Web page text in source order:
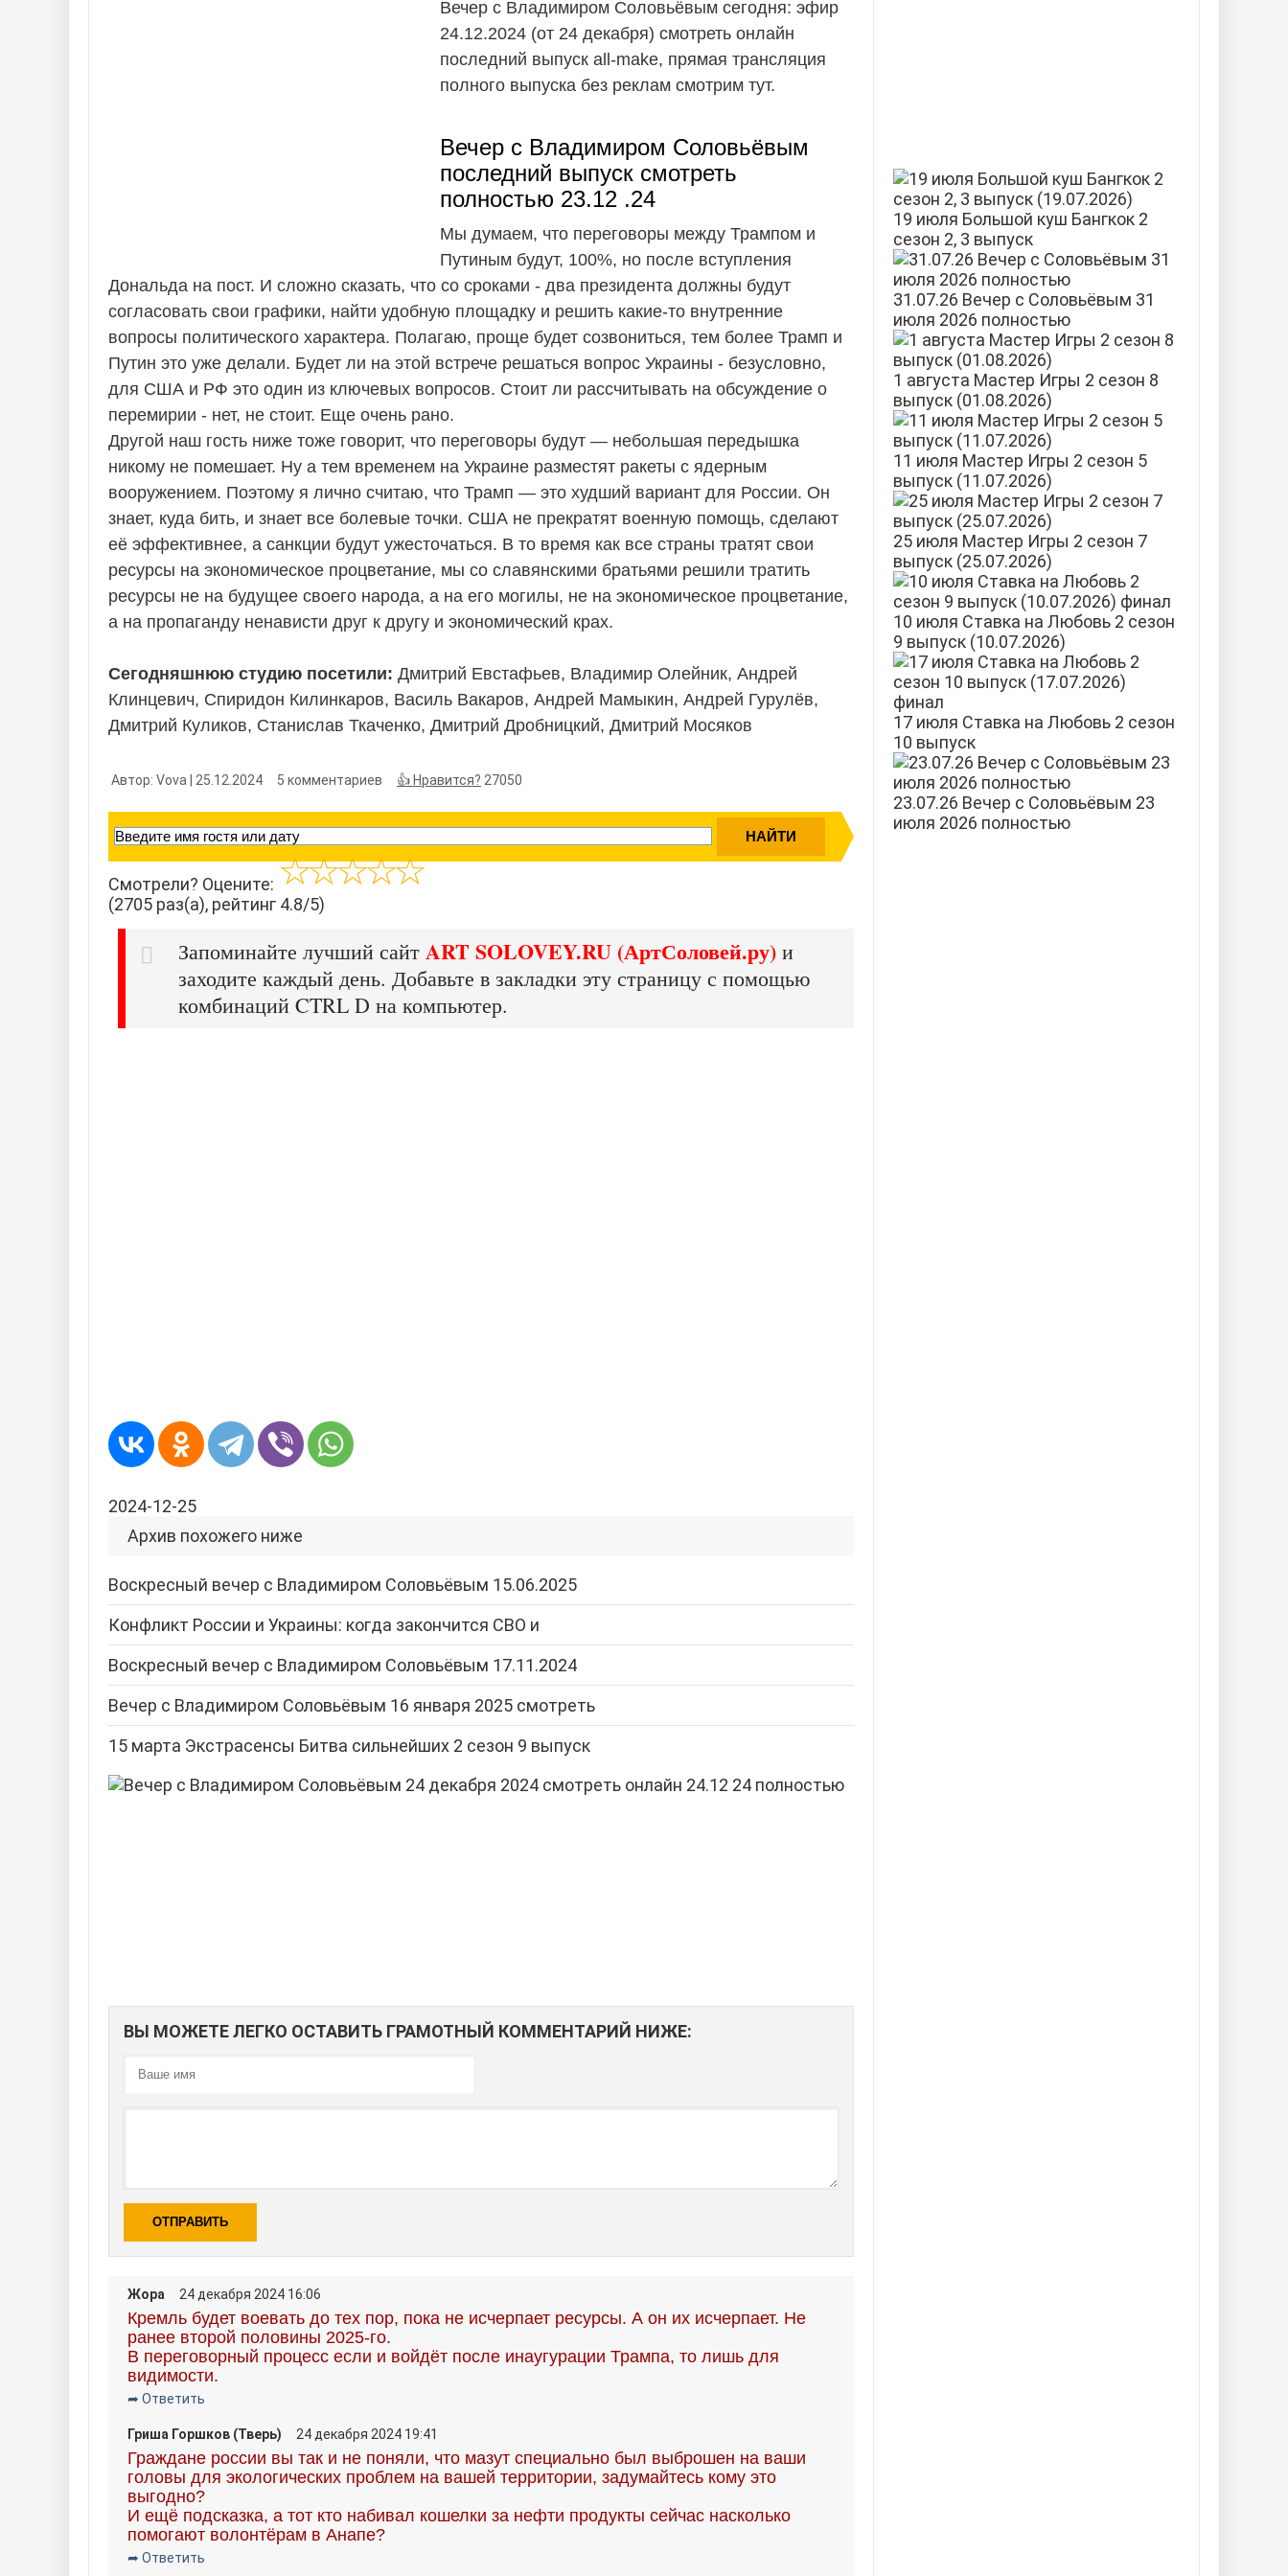
Вечер с Владимиром Соловьёвым сегодня: эфир
24.12.2024 (от 24 декабря) смотреть онлайн
последний выпуск all-make, прямая трансляция
полного выпуска без реклам смотрим тут.
Вечер с Владимиром Соловьёвым
последний выпуск смотреть
полностью 23.12 .24
Мы думаем, что переговоры между Трампом и
Путиным будут, 100%, но после вступления
Дональда на пост. И сложно сказать, что со сроками - два президента должны будут
согласовать свои графики, найти удобную площадку и решить какие-то внутренние
вопросы политического характера. Полагаю, проще будет созвониться, тем более Трамп и
Путин это уже делали. Будет ли на этой встрече решаться вопрос Украины - безусловно,
для США и РФ это один из ключевых вопросов. Стоит ли рассчитывать на обсуждение о
перемирии - нет, не стоит. Еще очень рано.
Другой наш гость ниже тоже говорит, что переговоры будут — небольшая передышка
никому не помешает. Ну а тем временем на Украине разместят ракеты с ядерным
вооружением. Поэтому я лично считаю, что Трамп — это худший вариант для России. Он
знает, куда бить, и знает все болевые точки. США не прекратят военную помощь, сделают
её эффективнее, а санкции будут ужесточаться. В то время как все страны тратят свои
ресурсы на экономическое процветание, мы со славянскими братьями решили тратить
ресурсы не на будущее своего народа, а на его могилы, не на экономическое процветание,
а на пропаганду ненависти друг к другу и экономический крах.
Сегодняшнюю студию посетили: Дмитрий Евстафьев, Владимир Олейник, Андрей
Клинцевич, Спиридон Килинкаров, Василь Вакаров, Андрей Мамыкин, Андрей Гурулёв,
Дмитрий Куликов, Станислав Ткаченко, Дмитрий Дробницкий, Дмитрий Мосяков
Автор: Vova | 25.12.2024 5 комментариев 👍 Нравится? 27050
Смотрели? Оцените:
(2705 раз(а), рейтинг 4.8/5)
Запоминайте лучший сайт ART SOLOVEY.RU (АртСоловей.ру) и
заходите каждый день. Добавьте в закладки эту страницу с помощью
комбинаций CTRL D на компьютер.
2024-12-25
Архив похожего ниже
Воскресный вечер с Владимиром Соловьёвым 15.06.2025
Конфликт России и Украины: когда закончится СВО и
Воскресный вечер с Владимиром Соловьёвым 17.11.2024
Вечер с Владимиром Соловьёвым 16 января 2025 смотреть
15 марта Экстрасенсы Битва сильнейших 2 сезон 9 выпуск
ВЫ МОЖЕТЕ ЛЕГКО ОСТАВИТЬ ГРАМОТНЫЙ КОММЕНТАРИЙ НИЖЕ:
ОТПРАВИТЬ
Жора 24 декабря 2024 16:06
Кремль будет воевать до тех пор, пока не исчерпает ресурсы. А он их исчерпает. Не
ранее второй половины 2025-го.
В переговорный процесс если и войдёт после инаугурации Трампа, то лишь для
видимости.
➦ Ответить
Гриша Горшков (Тверь) 24 декабря 2024 19:41
Граждане россии вы так и не поняли, что мазут специально был выброшен на ваши
головы для экологических проблем на вашей территории, задумайтесь кому это
выгодно?
И ещё подсказка, а тот кто набивал кошелки за нефти продукты сейчас насколько
помогают волонтёрам в Анапе?
➦ Ответить
19 июля Большой куш Бангкок 2
сезон 2, 3 выпуск
31.07.26 Вечер с Соловьёвым 31
июля 2026 полностью
1 августа Мастер Игры 2 сезон 8
выпуск (01.08.2026)
11 июля Мастер Игры 2 сезон 5
выпуск (11.07.2026)
25 июля Мастер Игры 2 сезон 7
выпуск (25.07.2026)
10 июля Ставка на Любовь 2 сезон
9 выпуск (10.07.2026)
17 июля Ставка на Любовь 2 сезон
10 выпуск
23.07.26 Вечер с Соловьёвым 23
июля 2026 полностью